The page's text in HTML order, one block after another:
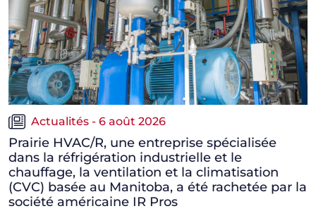
Actualités - 6 août 2026
Prairie HVAC/R, une entreprise spécialisée
dans la réfrigération industrielle et le
chauffage, la ventilation et la climatisation
(CVC) basée au Manitoba, a été rachetée par la
société américaine IR Pros